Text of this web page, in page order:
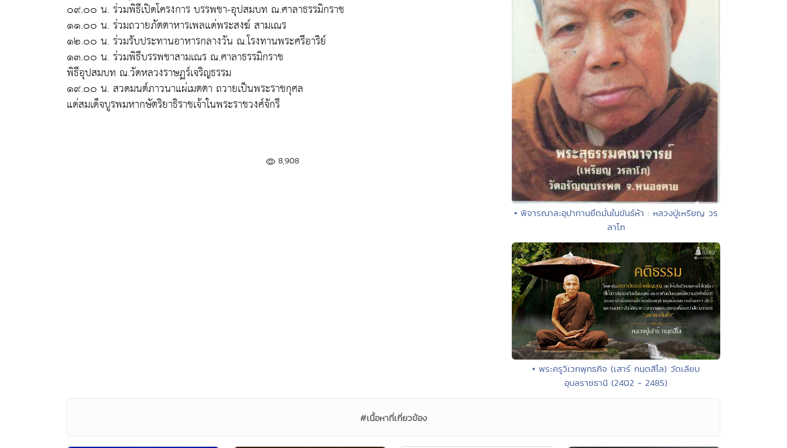
๐๙.๐๐ น. ร่วมพิธีเปิดโครงการ บรรพชา-อุปสมบท ณ.ศาลาธรรมิกราช
๑๑.๐๐ น. ร่วมถวายภัตตาหารเพลแด่พระสงฆ์ สามเณร
๑๒.๐๐ น. ร่วมรับประทานอาหารกลางวัน ณ.โรงทานพระศรีอาริย์
๑๓.๐๐ น. ร่วมพิธีบรรพชาสามเณร ณ.ศาลาธรรมิกราช
พิธีอุปสมบท ณ.วัดหลวงราษฏร์เจริญธรรม
๑๙.๐๐ น. สวดมนต์ภาวนาแผ่เมตตา ถวายเป็นพระราชกุศล
แด่สมเด็จบูรพมหากษัตริยาธิราชเจ้าในพระราชวงศ์จักรี
8,908
• พิจารณาละอุปาทานยึดมั่นในขันธ์ห้า : หลวงปู่เหรียญ วร
ลาโภ
• พระครูวิเวกพุทธกิจ (เสาร์ กนฺตสีโล) วัดเลียบ
อุบลราชธานี (2402 - 2485)
#เนื้อหาที่เกี่ยวข้อง